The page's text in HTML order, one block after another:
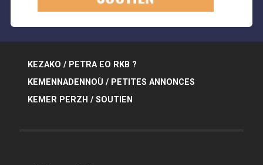
KEZAKO / PETRA EO RKB ?
KEMENNADENNOÙ / PETITES ANNONCES
KEMER PERZH / SOUTIEN